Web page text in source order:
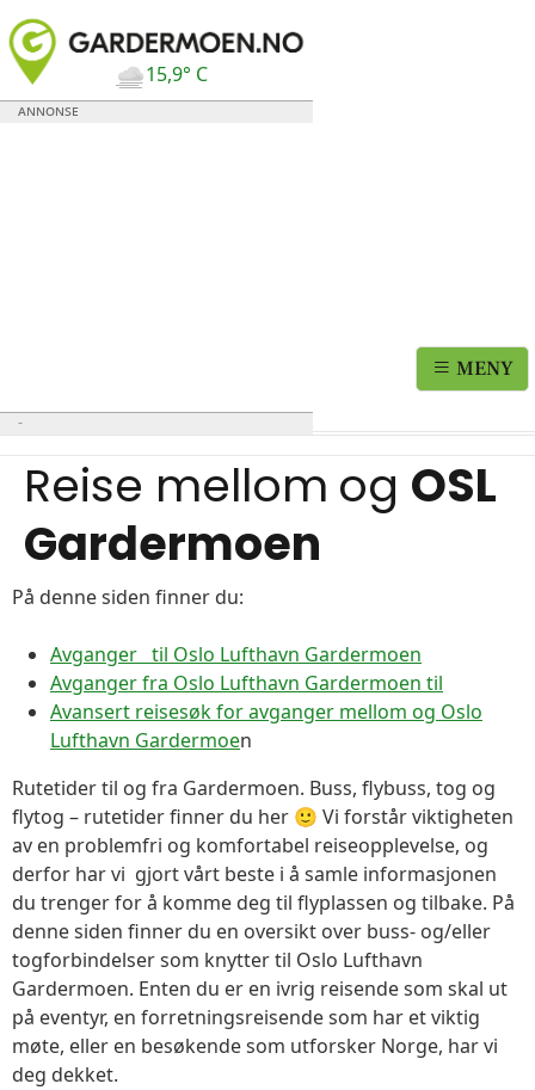
15,9° C
MENY
Reise mellom og OSL
Gardermoen
På denne siden finner du:
Avganger til Oslo Lufthavn Gardermoen
Avganger fra Oslo Lufthavn Gardermoen til
Avansert reisesøk for avganger mellom og Oslo
Lufthavn Gardermoen
Rutetider til og fra Gardermoen. Buss, flybuss, tog og
flytog – rutetider finner du her 🙂 Vi forstår viktigheten
av en problemfri og komfortabel reiseopplevelse, og
derfor har vi gjort vårt beste i å samle informasjonen
du trenger for å komme deg til flyplassen og tilbake. På
denne siden finner du en oversikt over buss- og/eller
togforbindelser som knytter til Oslo Lufthavn
Gardermoen. Enten du er en ivrig reisende som skal ut
på eventyr, en forretningsreisende som har et viktig
møte, eller en besøkende som utforsker Norge, har vi
deg dekket.